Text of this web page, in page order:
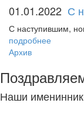
01.01.2022 С
С наступившим,
подробнее
Архив
Наши